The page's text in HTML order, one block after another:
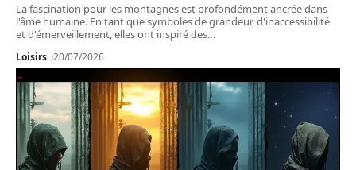
La fascination pour les montagnes est profondément ancrée dans
l'âme humaine. En tant que symboles de grandeur, d'inaccessibilité
et d'émerveillement, elles ont inspiré des…
Loisirs 20/07/2026